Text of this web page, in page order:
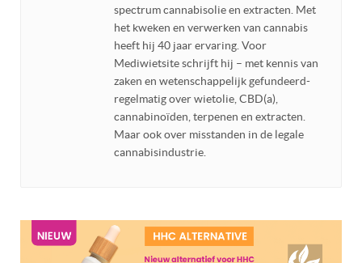
spectrum cannabisolie en extracten. Met
het kweken en verwerken van cannabis
heeft hij 40 jaar ervaring. Voor
Mediwietsite schrijft hij – met kennis van
zaken en wetenschappelijk gefundeerd-
regelmatig over wietolie, CBD(a),
cannabinoïden, terpenen en extracten.
Maar ook over misstanden in de legale
cannabisindustrie.